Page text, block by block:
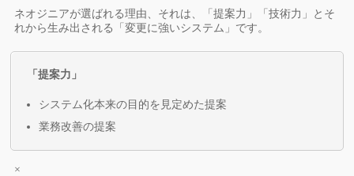
ネオジニアが選ばれる理由、それは、「提案力」「技術力」とそ
れから生み出される「変更に強いシステム」です。
「提案力」
システム化本来の目的を見定めた提案
業務改善の提案
×